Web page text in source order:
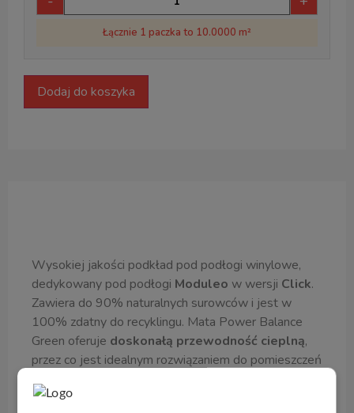
Łącznie 1 paczka to 10.0000 m²
Dodaj do koszyka
Wysokiej jakości podkład pod podłogi winylowe,
dedykowany pod podłogi Moduleo w wersji Click.
Zawiera do 90% naturalnych surowców i jest w
100% zdatny do recyklingu. Mata Power Balance
Green oferuje doskonałą przewodność cieplną,
przez co jest idealnym rozwiązaniem do pomieszczeń
systemem chłodzenia. Dodatkowo Power Balance